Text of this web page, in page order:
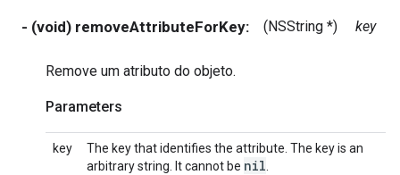
- (void) removeAttributeForKey: (NSString *) key
Remove um atributo do objeto.
Parameters
key
The key that identifies the attribute. The key is an
arbitrary string. It cannot be nil